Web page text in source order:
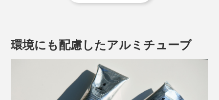
シュケイ花エキス
自ら再生をくり返し、美しさを保ち続ける胡蝶蘭。その
胡蝶蘭から濃厚な美容成分を抽出。
環境にも配慮したアルミチューブ